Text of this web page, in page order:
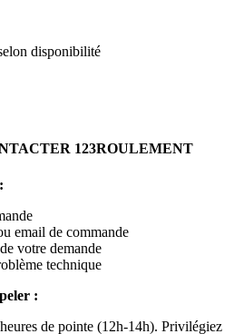
disponibilité
123ROULEMENT
email de commande
votre demande
technique
:
de pointe (12h-14h). Privilégiez